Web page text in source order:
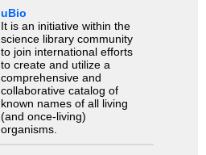
uBio
It is an initiative within the
science library community
to join international efforts
to create and utilize a
comprehensive and
collaborative catalog of
known names of all living
(and once-living)
organisms.